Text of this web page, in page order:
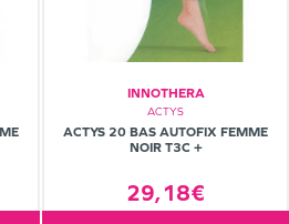
INNOTHERA
ACTYS
ACTYS 20 BAS AUTOFIX FEMME
NOIR T3C +
29,18€